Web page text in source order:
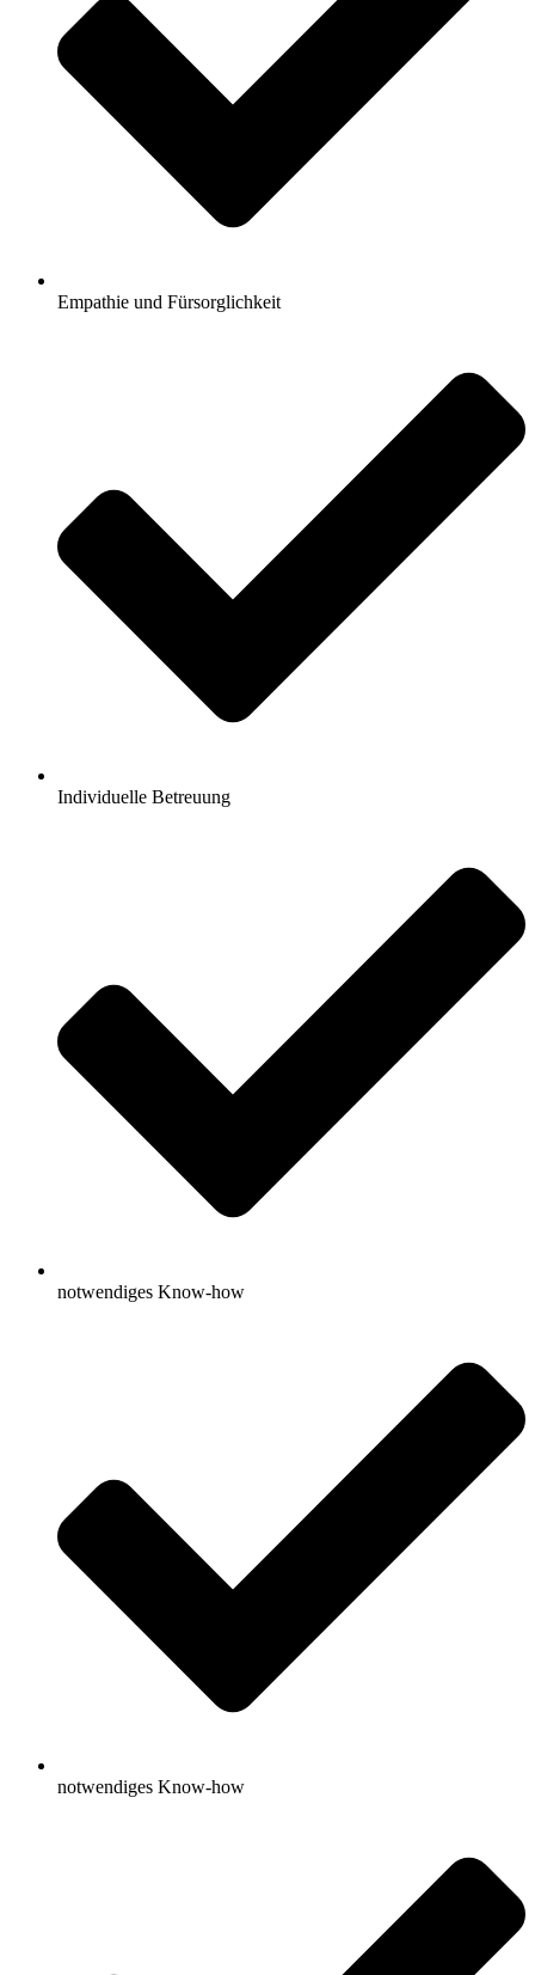
Empathie und Fürsorglichkeit
Individuelle Betreuung
notwendiges Know-how
notwendiges Know-how